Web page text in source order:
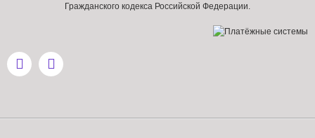
Гражданского кодекса Российской Федерации.